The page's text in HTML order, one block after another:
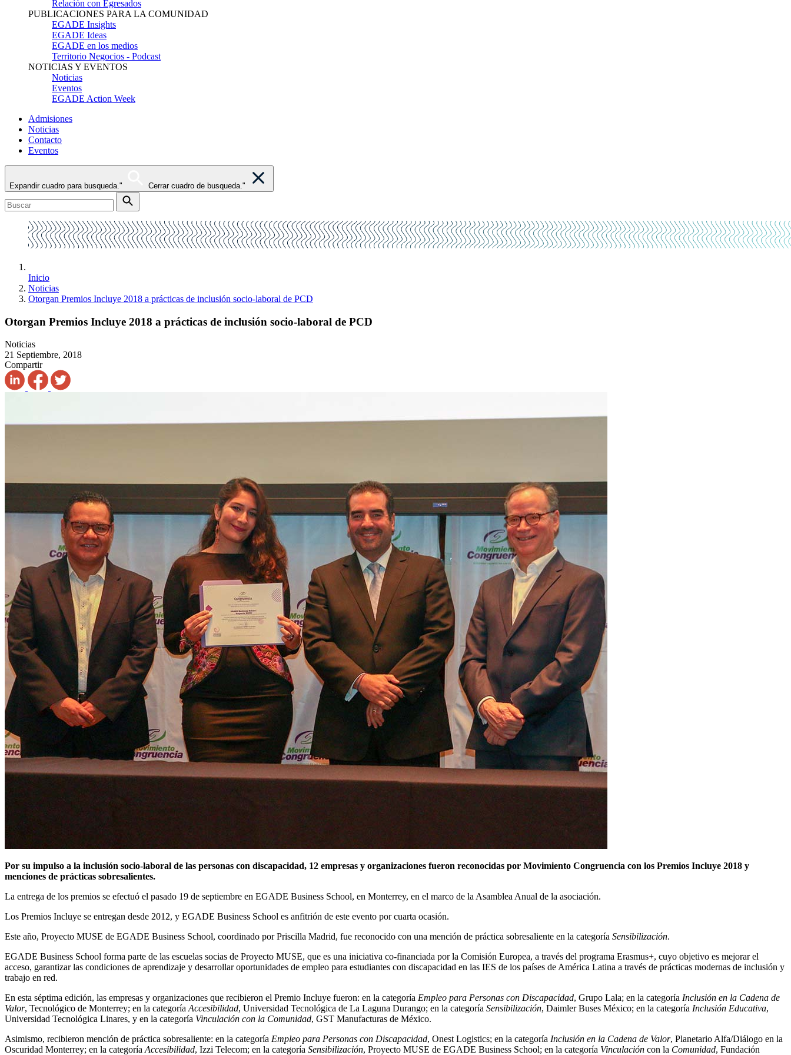
Relación con Egresados
PUBLICACIONES PARA LA COMUNIDAD
EGADE Insights
EGADE Ideas
EGADE en los medios
Territorio Negocios - Podcast
NOTICIAS Y EVENTOS
Noticias
Eventos
EGADE Action Week
Admisiones
Noticias
Contacto
Eventos
Expandir cuadro para busqueda." Cerrar cuadro de busqueda."
Inicio
Noticias
Otorgan Premios Incluye 2018 a prácticas de inclusión socio-laboral de PCD
Otorgan Premios Incluye 2018 a prácticas de inclusión socio-laboral de PCD
Noticias
21 Septiembre, 2018
Compartir
Por su impulso a la inclusión socio-laboral de las personas con discapacidad, 12 empresas y organizaciones fueron reconocidas por Movimiento Congruencia con los Premios Incluye 2018 y
menciones de prácticas sobresalientes.
La entrega de los premios se efectuó el pasado 19 de septiembre en EGADE Business School, en Monterrey, en el marco de la Asamblea Anual de la asociación.
Los Premios Incluye se entregan desde 2012, y EGADE Business School es anfitrión de este evento por cuarta ocasión.
Este año, Proyecto MUSE de EGADE Business School, coordinado por Priscilla Madrid, fue reconocido con una mención de práctica sobresaliente en la categoría Sensibilización.
EGADE Business School forma parte de las escuelas socias de Proyecto MUSE, que es una iniciativa co-financiada por la Comisión Europea, a través del programa Erasmus+, cuyo objetivo es mejorar el
acceso, garantizar las condiciones de aprendizaje y desarrollar oportunidades de empleo para estudiantes con discapacidad en las IES de los países de América Latina a través de prácticas modernas de inclusión y
trabajo en red.
En esta séptima edición, las empresas y organizaciones que recibieron el Premio Incluye fueron: en la categoría Empleo para Personas con Discapacidad, Grupo Lala; en la categoría Inclusión en la Cadena de
Valor, Tecnológico de Monterrey; en la categoríaAccesibilidad, Universidad Tecnológica de La Laguna Durango; en la categoría Sensibilización, Daimler Buses México; en la categoría Inclusión Educativa,
Universidad Tecnológica Linares, y en la categoría Vinculación con la Comunidad, GST Manufacturas de México.
Asimismo, recibieron mención de práctica sobresaliente: en la categoría Empleo para Personas con Discapacidad, Onest Logistics; en la categoría Inclusión en la Cadena de Valor, Planetario Alfa/Diálogo en la
Oscuridad Monterrey; en la categoríaAccesibilidad, Izzi Telecom; en la categoría Sensibilización, Proyecto MUSE de EGADE Business School; en la categoría Vinculación con la Comunidad, Fundación